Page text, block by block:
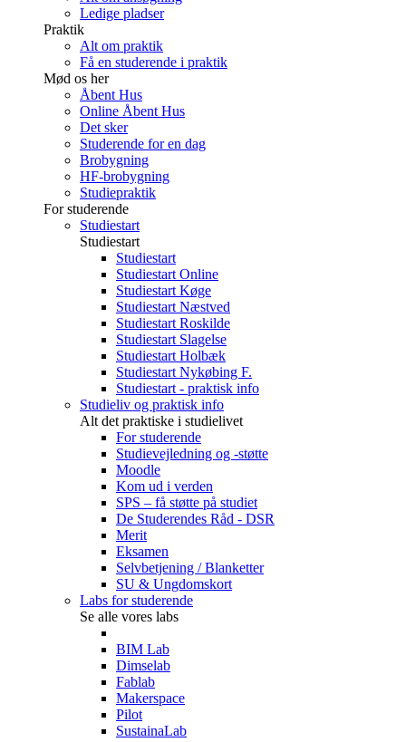
Ledige pladser
Praktik
Alt om praktik
Få en studerende i praktik
Mød os her
Åbent Hus
Online Åbent Hus
Det sker
Studerende for en dag
Brobygning
HF-brobygning
Studiepraktik
For studerende
Studiestart
Studiestart
Studiestart
Studiestart Online
Studiestart Køge
Studiestart Næstved
Studiestart Roskilde
Studiestart Slagelse
Studiestart Holbæk
Studiestart Nykøbing F.
Studiestart - praktisk info
Studieliv og praktisk info
Alt det praktiske i studielivet
For studerende
Studievejledning og -støtte
Moodle
Kom ud i verden
SPS – få støtte på studiet
De Studerendes Råd - DSR
Merit
Eksamen
Selvbetjening / Blanketter
SU & Ungdomskort
Labs for studerende
Se alle vores labs
BIM Lab
Dimselab
Fablab
Makerspace
Pilot
SustainaLab